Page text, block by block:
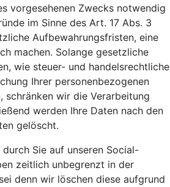
vorgesehenen Zwecks notwendig
im Sinne des Art. 17 Abs. 3
Aufbewahrungsfristen, eine
machen. Solange gesetzliche
wie steuer- und handelsrechtliche
Ihrer personenbezogenen
schränken wir die Verarbeitung
werden Ihre Daten nach den
gelöscht.
Sie auf unseren Social-
zeitlich unbegrenzt in der
denn wir löschen diese aufgrund